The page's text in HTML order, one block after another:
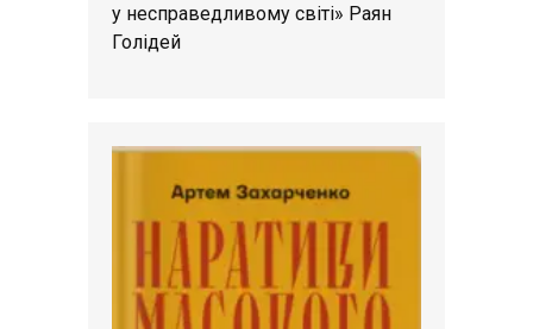
у несправедливому світі» Раян
Голідей